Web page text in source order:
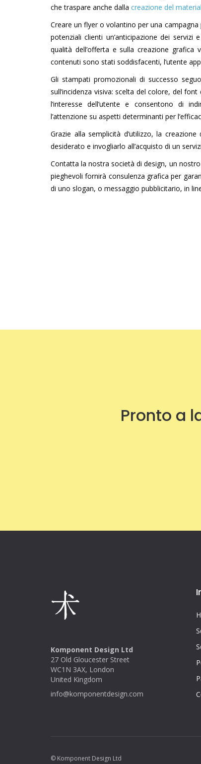
che traspare anche dalla creazione del
Creare un flyer o volantino per una
potenziali clienti un’anticipazione dei
qualità dell’offerta e sulla creazione
contenuti sono stati soddisfacenti, l’utente
Gli stampati promozionali di successo
sull’incidenza visiva: scelta del colore, del
l’interesse dell’utente e consentono di
l’attenzione su aspetti determinanti per
Grazie alla semplicità d’utilizzo, la
desiderato e invogliarlo all’acquisto di un
Contatta la nostra società di design, un
pieghevoli fornirà consulenza grafica per
di uno slogan, o messaggio pubblicitario, in
Pronto a
Komponent Design Ltd
27 Old Gloucester Street
WC1N 3AX, London
United Kingdom
info@komponentdesign.com
© Komponent Design Ltd